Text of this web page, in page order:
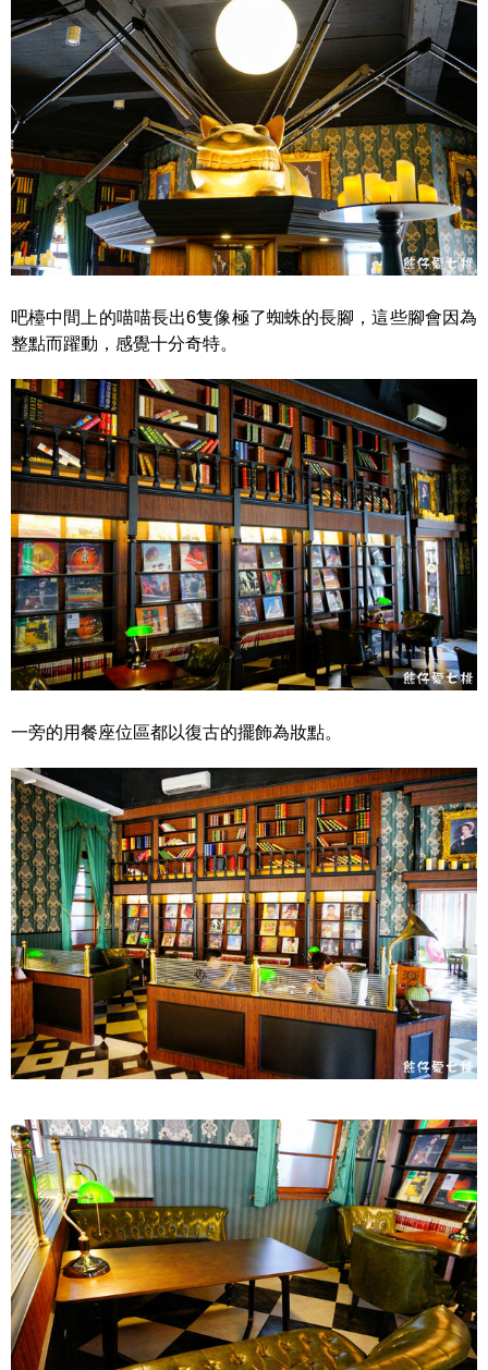
吧檯中間上的喵喵長出6隻像極了蜘蛛的長腳，這些腳會因為
整點而躍動，感覺十分奇特。
一旁的用餐座位區都以復古的擺飾為妝點。